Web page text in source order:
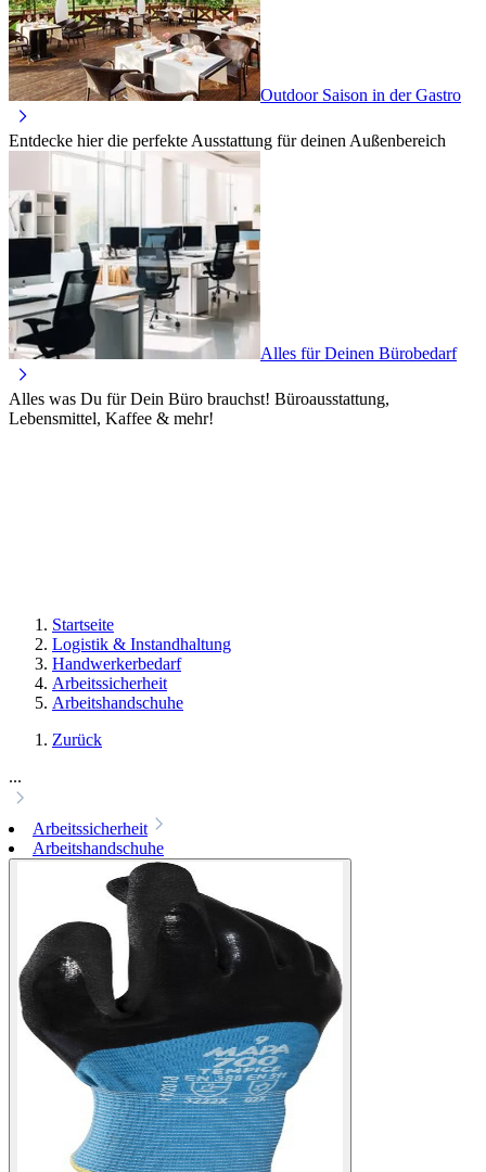
Outdoor Saison in der Gastro
Entdecke hier die perfekte Ausstattung für deinen Außenbereich
Alles für Deinen Bürobedarf
Alles was Du für Dein Büro brauchst! Büroausstattung,
Lebensmittel, Kaffee & mehr!
Startseite
Logistik & Instandhaltung
Handwerkerbedarf
Arbeitssicherheit
Arbeitshandschuhe
Zurück
...
Arbeitssicherheit
Arbeitshandschuhe